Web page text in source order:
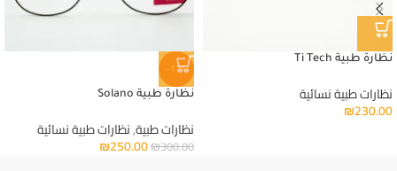
نظارة طبية Ti Tech
نظارات طبية نسائية
₪230.00
-17%
نظارة طبية Solano
نظارات طبية,نظارات طبية نسائية
₪300.00
₪250.00